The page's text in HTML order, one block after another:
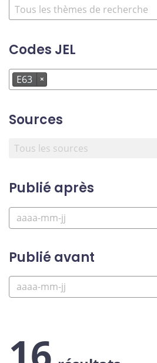
Codes JEL
E63 ×
Sources
Publié après
Publié avant